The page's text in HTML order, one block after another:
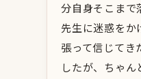
分自身そこまで
先生に迷惑をか
張って信じてき
したが、ちゃ